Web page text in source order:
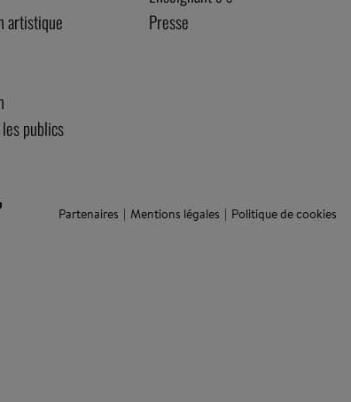
artistique
publics
Presse
Partenaires Mentions légales Politique de cookies